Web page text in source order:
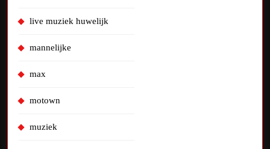
live muziek huwelijk
mannelijke
max
motown
muziek